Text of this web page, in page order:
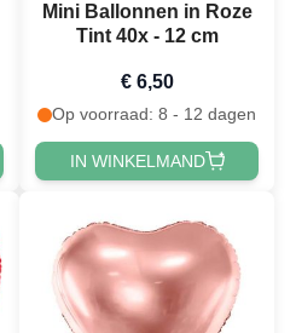
Mini Ballonnen in Roze
Tint 40x - 12 cm
€ 6,50
Op voorraad: 8 - 12 dagen
IN WINKELMAND